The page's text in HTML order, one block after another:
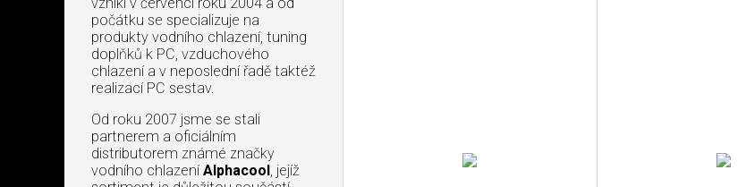
počátku se specializuje na
produkty vodního chlazení, tuning
doplňků k PC, vzduchového
chlazení a v neposlední řadě taktéž
realizací PC sestav.
Od roku 2007 jsme se stali
partnerem a oficiálním
distributorem známé značky
vodního chlazení Alphacool, jejíž